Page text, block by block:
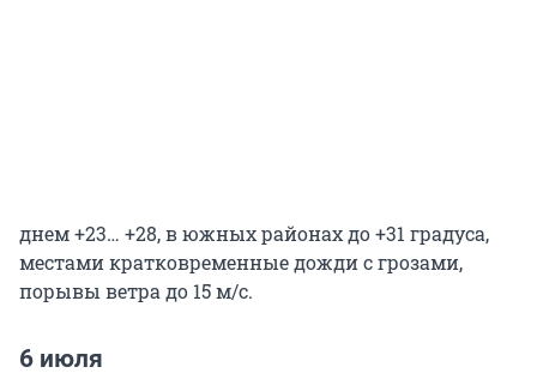
днем +23… +28, в южных районах до +31 градуса,
местами кратковременные дожди с грозами,
порывы ветра до 15 м/с.
6 июля